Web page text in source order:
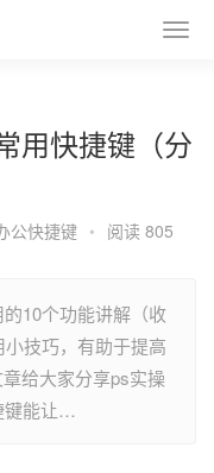
用快捷键（分
公快捷键 • 阅读 805
10个功能讲解（收
技巧，有助于提高
给大家分享ps实操
键能让…